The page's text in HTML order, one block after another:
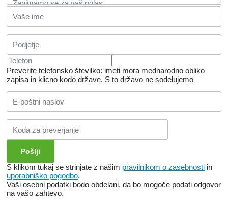
Preverite telefonsko številko: imeti mora mednarodno obliko
zapisa in klicno kodo države. S to državo ne sodelujemo
S klikom tukaj se strinjate z našim pravilnikom o zasebnosti in
uporabniško pogodbo.
Vaši osebni podatki bodo obdelani, da bo mogoče podati odgovor
na vašo zahtevo.